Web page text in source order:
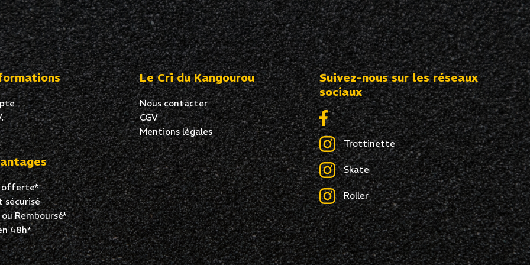
offerte*
sécurisé
Remboursé*
48h*
Le Cri du Kangourou
Nous contacter
CGV
Mentions légales
Suivez-nous sur les réseaux
sociaux
Trottinette
Skate
Roller